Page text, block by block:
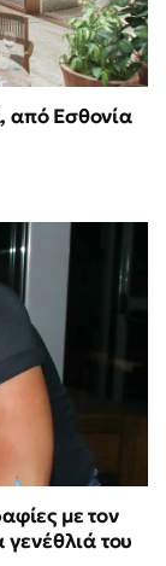
από Εσθονία
με τον
του